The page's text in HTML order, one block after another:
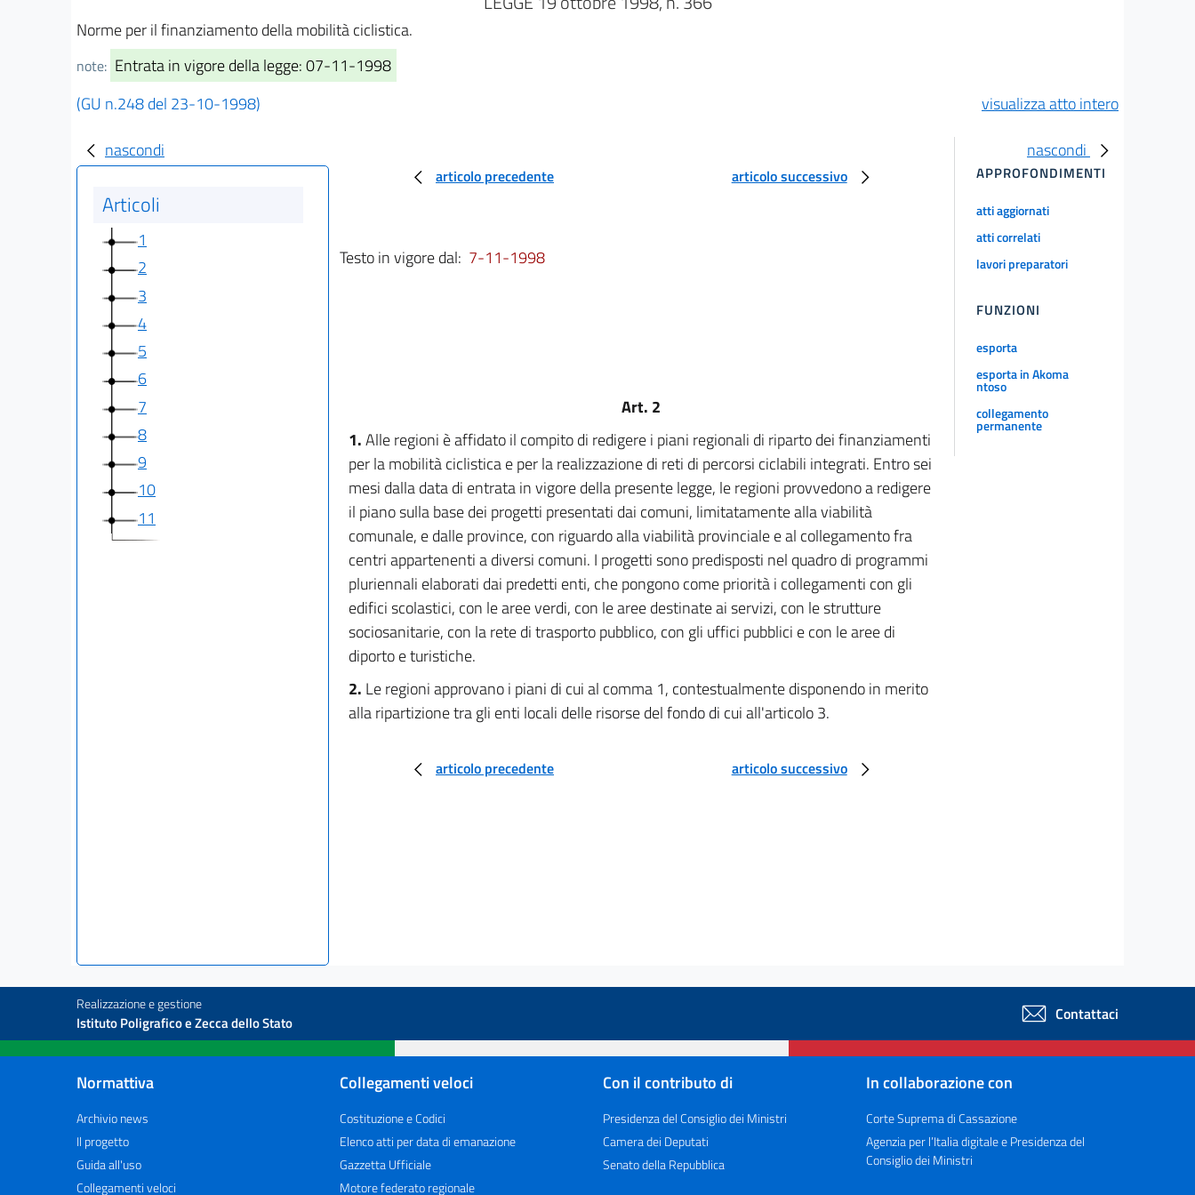
Norme per il finanziamento della mobilità ciclistica.
note: Entrata in vigore della legge: 07-11-1998
(GU n.248 del 23-10-1998)
visualizza atto intero
nascondi
Articoli
1
2
3
4
5
6
7
8
9
10
11
articolo precedente articolo successivo
Testo in vigore dal: 7-11-1998
Art. 2
1.Alle regioni è affidato il compito di redigere i piani regionali di riparto dei finanziamenti
per la mobilità ciclistica e per la realizzazione di reti di percorsi ciclabili integrati. Entro sei
mesi dalla data di entrata in vigore della presente legge, le regioni provvedono a redigere
il piano sulla base dei progetti presentati dai comuni, limitatamente alla viabilità
comunale, e dalle province, con riguardo alla viabilità provinciale e al collegamento fra
centri appartenenti a diversi comuni. I progetti sono predisposti nel quadro di programmi
pluriennali elaborati dai predetti enti, che pongono come priorità i collegamenti con gli
edifici scolastici, con le aree verdi, con le aree destinate ai servizi, con le strutture
sociosanitarie, con la rete di trasporto pubblico, con gli uffici pubblici e con le aree di
diporto e turistiche.
2. Le regioni approvano i piani di cui al comma 1, contestualmente disponendo in merito
alla ripartizione tra gli enti locali delle risorse del fondo di cui all'articolo 3.
articolo precedente articolo successivo
nascondi
APPROFONDIMENTI
atti aggiornati
atti correlati
lavori preparatori
FUNZIONI
esporta
esporta in Akoma
ntoso
collegamento
permanente
Realizzazione e gestione
Istituto Poligrafico e Zecca dello Stato Contattaci
Normattiva
Archivio news
Il progetto
Guida all'uso
Collegamenti veloci
Collegamenti veloci
Costituzione e Codici
Elenco atti per data di emanazione
Gazzetta Ufficiale
Motore federato regionale
Con il contributo di
Presidenza del Consiglio dei Ministri
Camera dei Deputati
Senato della Repubblica
In collaborazione con
Corte Suprema di Cassazione
Agenzia per l’Italia digitale e Presidenza del
Consiglio dei Ministri